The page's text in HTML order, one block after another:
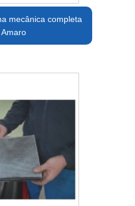
mecânica completa